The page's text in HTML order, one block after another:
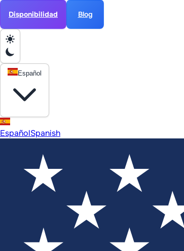
Disponibilidad Blog
Español
EspañolSpanish